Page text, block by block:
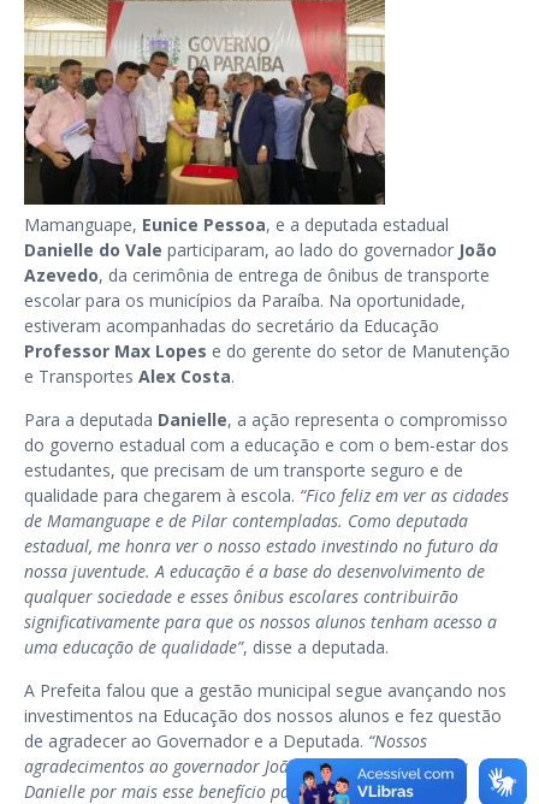
Mamanguape, Eunice Pessoa, e a deputada estadual
Danielle do Vale participaram, ao lado do governador João
Azevedo, da cerimônia de entrega de ônibus de transporte
escolar para os municípios da Paraíba. Na oportunidade,
estiveram acompanhadas do secretário da Educação
Professor Max Lopes e do gerente do setor de Manutenção
e Transportes Alex Costa.
Para a deputada Danielle, a ação representa o compromisso
do governo estadual com a educação e com o bem-estar dos
estudantes, que precisam de um transporte seguro e de
qualidade para chegarem à escola. “Fico feliz em ver as cidades
de Mamanguape e de Pilar contempladas. Como deputada
estadual, me honra ver o nosso estado investindo no futuro da
nossa juventude. A educação é a base do desenvolvimento de
qualquer sociedade e esses ônibus escolares contribuirão
significativamente para que os nossos alunos tenham acesso a
uma educação de qualidade”, disse a deputada.
A Prefeita falou que a gestão municipal segue avançando nos
investimentos na Educação dos nossos alunos e fez questão
de agradecer ao Governador e a Deputada. “Nossos
agradecimentos ao governador João Azevedo e a deputada
Danielle por mais esse benefício para a educação de